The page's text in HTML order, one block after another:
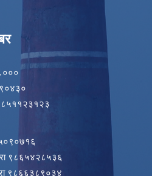
९८५११२३१२३
९८६५४२८५३६
९८६६३८९०३४